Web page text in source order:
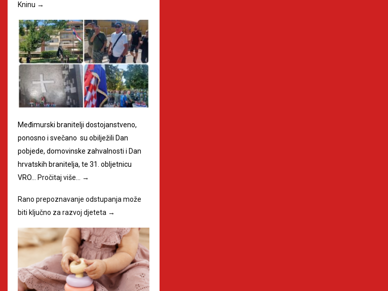
Kninu →
Međimurski branitelji dostojanstveno,
ponosno i svečano su obilježili Dan
pobjede, domovinske zahvalnosti i Dan
hrvatskih branitelja, te 31. obljetnicu
VRO…
Pročitaj više… →
Rano prepoznavanje odstupanja može
biti ključno za razvoj djeteta →